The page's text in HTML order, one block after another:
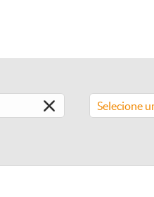
Selecione